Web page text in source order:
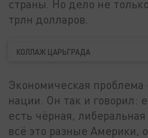
страны. Но дело не
трлн долларов.
КОЛЛАЖ ЦАРЬГРАДА
Экономическая проблема
нации. Он так и говорил:
есть чёрная,
всё это разные Америки,